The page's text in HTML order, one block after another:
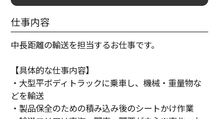
仕事内容
中長距離の輸送を担当するお仕事です。
【具体的な仕事内容】
・大型平ボディトラックに乗車し、機械・重量物な
どを輸送
・製品保全のための積み込み後のシートかけ作業